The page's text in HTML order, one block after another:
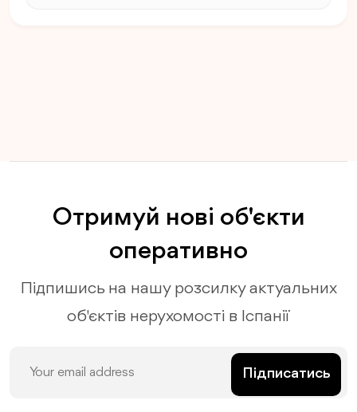
Отримуй нові об'єкти
оперативно
Підпишись на нашу розсилку актуальних
об'єктів нерухомості в Іспанії
Підписатись